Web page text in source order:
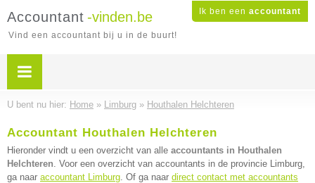
Ik ben een accountant
Accountant -vinden.be
Vind een accountant bij u in de buurt!
U bent nu hier: Home » Limburg » Houthalen Helchteren
Accountant Houthalen Helchteren
Hieronder vindt u een overzicht van alle accountants in Houthalen
Helchteren. Voor een overzicht van accountants in de provincie Limburg,
ga naar accountant Limburg. Of ga naar direct contact met accountants